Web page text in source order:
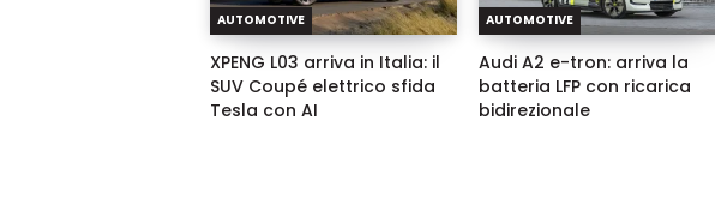
AUTOMOTIVE
XPENG L03 arriva in Italia: il
SUV Coupé elettrico sfida
Tesla con AI
AUTOMOTIVE
Audi A2 e-tron: arriva la
batteria LFP con ricarica
bidirezionale